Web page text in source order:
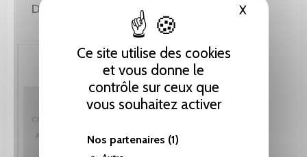
Ce site utilise des cookies
et vous donne le
contrôle sur ceux que
vous souhaitez activer
Nos partenaires (1)
XMasquer
DE MÊME AUTEUR(E)